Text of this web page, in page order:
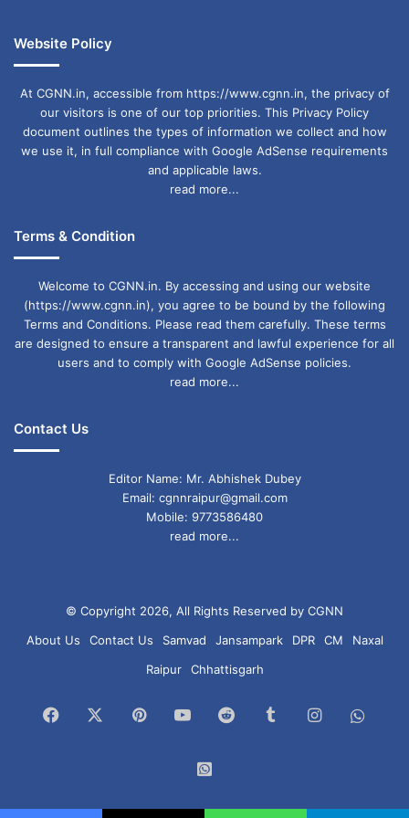
weather department alert भारी बारिश अलर्ट
मानसून अलर्ट इंडिया मौसम का हाल आज
मौसम विभाग अलर्ट
Website Policy
At CGNN.in, accessible from https://www.cgnn.in, the privacy of
our visitors is one of our top priorities. This Privacy Policy
document outlines the types of information we collect and how
we use it, in full compliance with Google AdSense requirements
and applicable laws.
read more...
Terms & Condition
Welcome to CGNN.in. By accessing and using our website
(https://www.cgnn.in), you agree to be bound by the following
Terms and Conditions. Please read them carefully. These terms
are designed to ensure a transparent and lawful experience for all
users and to comply with Google AdSense policies.
read more...
Contact Us
Editor Name: Mr. Abhishek Dubey
Email: cgnnraipur@gmail.com
Mobile: 9773586480
read more...
© Copyright 2026, All Rights Reserved by CGNN
About Us
Contact Us Samvad Jansampark DPR CM
Naxal
Raipur
Chhattisgarh
Facebook PinterestYouTubeReddit TumblrInstagram
Group